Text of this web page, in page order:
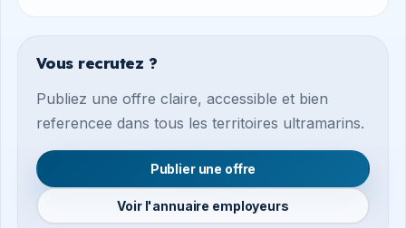
Vous recrutez ?
Publiez une offre claire, accessible et bien
referencee dans tous les territoires ultramarins.
Publier une offre
Voir l'annuaire employeurs